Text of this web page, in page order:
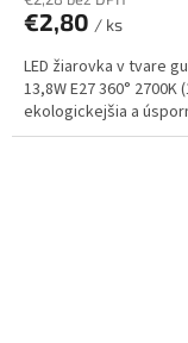
€2,80 / ks
LED žiarovka v tvare
13,8W E27 360°
ekologickejšia a